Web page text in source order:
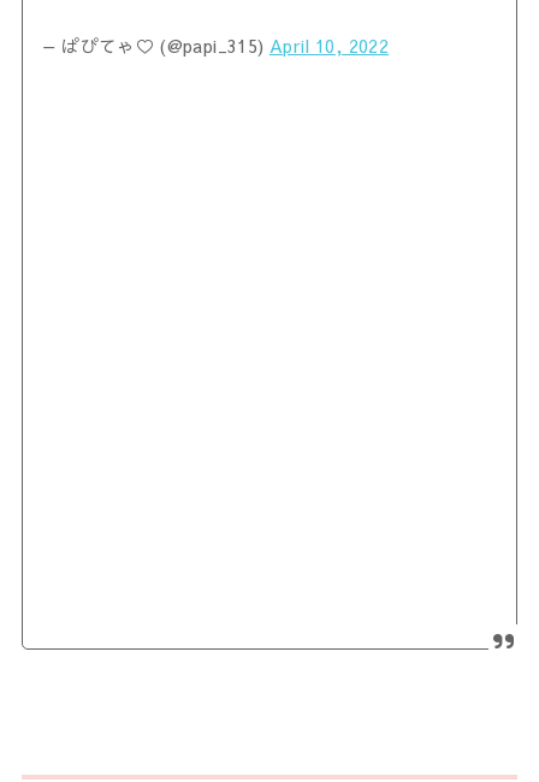
— ぱぴてゃ♡ (@papi_315) April 10, 2022